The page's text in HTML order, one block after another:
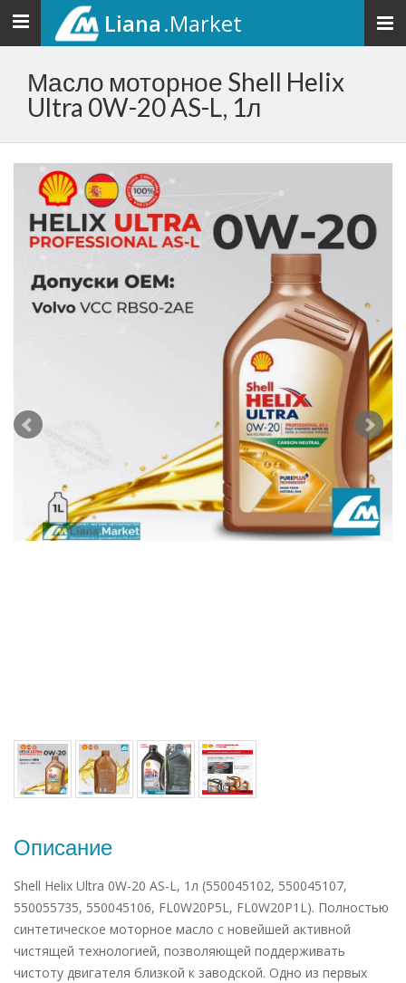
Toggle
navigation
Liana.Market
Масло моторное Shell Helix
Ultra 0W-20 AS-L, 1л
Описание
Shell Helix Ultra 0W-20 AS-L, 1л (550045102, 550045107,
550055735, 550045106, FL0W20P5L, FL0W20P1L). Полностью
синтетическое моторное масло с новейшей активной
чистящей технологией, позволяющей поддерживать
чистоту двигателя близкой к заводской. Одно из первых